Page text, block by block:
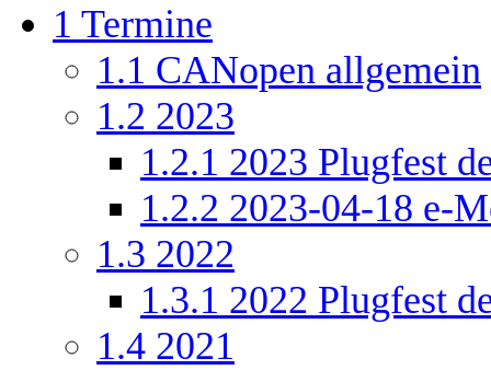
1 Termine
1.1 CANopen allgemein
1.2 2023
1.2.1 2023 Plugfest
1.2.2 2023-04-18 e-
1.3 2022
1.3.1 2022 Plugfest
1.4 2021